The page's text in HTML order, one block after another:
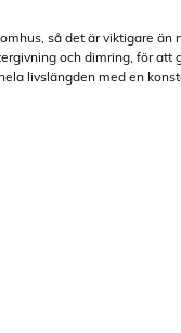
så det är viktigare
och dimring, för
livslängden med en